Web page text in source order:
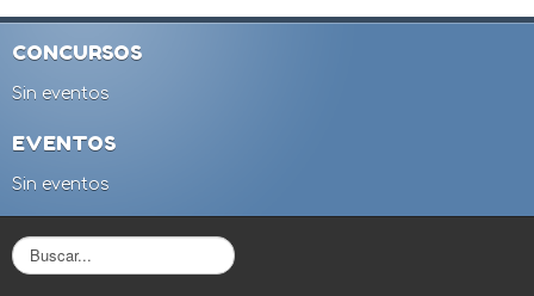
CONCURSOS
Sin eventos
EVENTOS
Sin eventos
B
u